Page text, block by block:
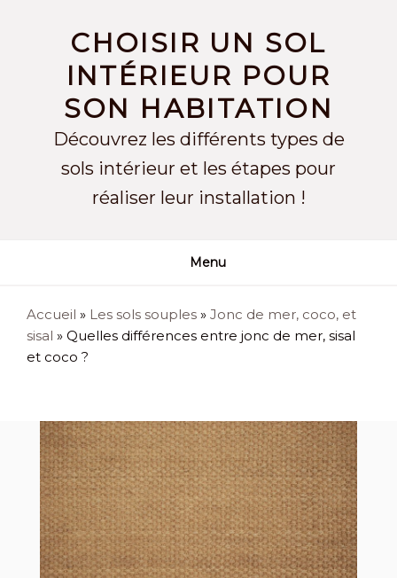
CHOISIR UN SOL
INTÉRIEUR POUR
SON HABITATION
Découvrez les différents types de
sols intérieur et les étapes pour
réaliser leur installation !
Menu
Accueil » Les sols souples » Jonc de mer, coco, et
sisal » Quelles différences entre jonc de mer, sisal
et coco ?